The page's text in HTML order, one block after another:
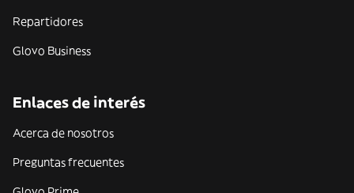
Repartidores
Glovo Business
Enlaces de interés
Acerca de nosotros
Preguntas frecuentes